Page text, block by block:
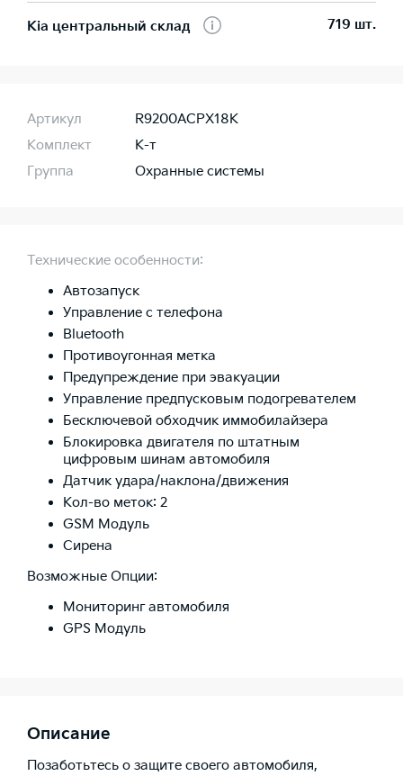
Kia центральный склад 719 шт.
Артикул
R9200ACPX18K
Комплект
К-т
Группа
Охранные системы
Технические особенности:
Автозапуск
Управление с телефона
Bluetooth
Противоугонная метка
Предупреждение при эвакуации
Управление предпусковым подогревателем
Бесключевой обходчик иммобилайзера
Блокировка двигателя по штатным
цифровым шинам автомобиля
Датчик удара/наклона/движения
Кол-во меток: 2
GSM Модуль
Сирена
Возможные Опции:
Мониторинг автомобиля
GPS Модуль
Описание
Позаботьтесь о защите своего автомобиля,